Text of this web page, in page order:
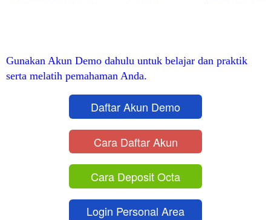
Gunakan Akun Demo dahulu untuk belajar dan praktik
serta melatih pemahaman Anda.
Daftar Akun Demo
Cara Daftar Akun
Cara Deposit Octa
Login Personal Area